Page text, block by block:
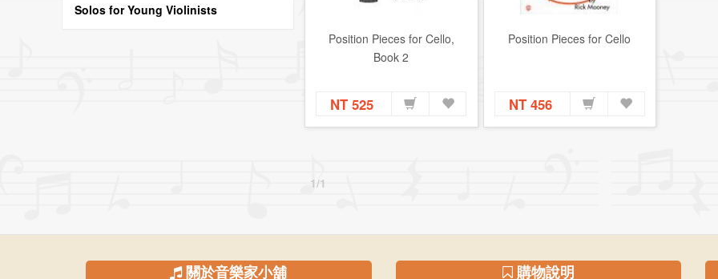
Solos for Young Violinists
Position Pieces for Cello,
Book 2
NT 525
Position Pieces for Cello
NT 456
1/1
關於音樂家小舖 購物說明